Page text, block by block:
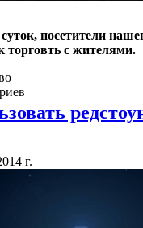
посетители
торговть с жителями.
г.